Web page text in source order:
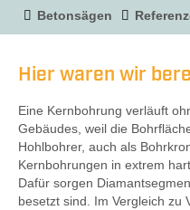
Betonsägen
Hier waren wir
Eine Kernbohrung verläuft
Gebäudes, weil die
Hohlbohrer, auch als
Kernbohrungen in extrem
Dafür sorgen
besetzt sind. Im Vergleich zu